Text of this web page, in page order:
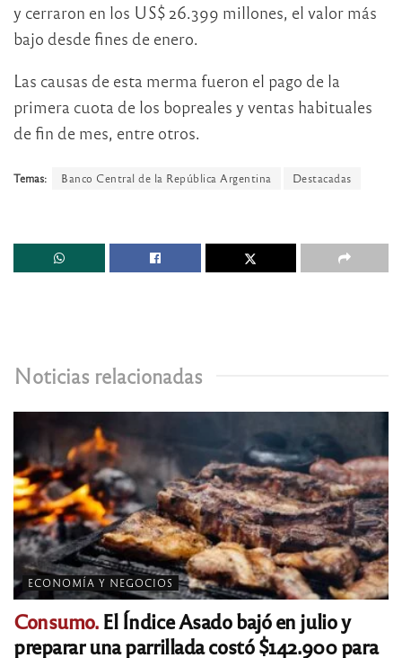
y cerraron en los US$ 26.399 millones, el valor más
bajo desde fines de enero.
Las causas de esta merma fueron el pago de la
primera cuota de los bopreales y ventas habituales
de fin de mes, entre otros.
Temas: Banco Central de la República Argentina Destacadas
Noticias relacionadas
ECONOMÍA Y NEGOCIOS
Consumo.El Índice Asado bajó en julio y
preparar una parrillada costó $142.900 para